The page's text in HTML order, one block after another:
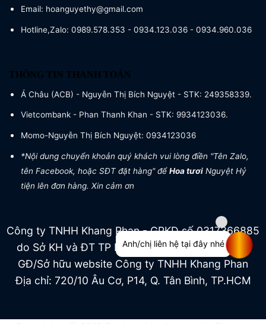
Email: hoanguyethy@gmail.com
Hotline,Zalo: 0989.578.353 - 0934.123.036 - 0934.960.036
THÔNG TIN THANH TOÁN
Á Châu (ACB) - Nguyễn Thị Bích Nguyệt - STK: 249358339.
Vietcombank - Phan Thanh Khan - STK: 9934123036.
Momo-Nguyễn Thị Bích Nguyệt: 0934123036
*Nội dung chuyển khoản quý khách vui lòng điền "Tên Zalo,
tên Facebook, hoặc SĐT đặt hàng" đểHoa tươi Nguyệt Hỷ
tiện lên đơn hàng. Xin cảm ơn
Công ty TNHH Khang Phan - GPKD số 0317366885
do Sở KH và ĐT TP HCM cấp ngày 04/07/2022
GĐ/Sở hữu website Công ty TNHH Khang Phan
Địa chỉ: 720/10 Âu Cơ, P14, Q. Tân Bình, TP.HCM
Anh/chị liên hệ tại đây nhé